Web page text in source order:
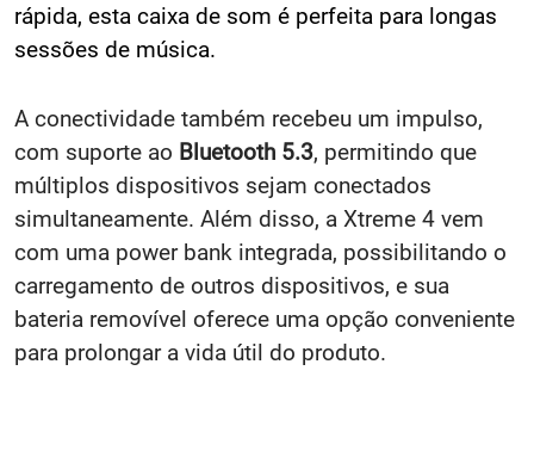
rápida, esta caixa de som é perfeita para longas
sessões de música.
A conectividade também recebeu um impulso,
com suporte ao Bluetooth 5.3, permitindo que
múltiplos dispositivos sejam conectados
simultaneamente. Além disso, a Xtreme 4 vem
com uma power bank integrada, possibilitando o
carregamento de outros dispositivos, e sua
bateria removível oferece uma opção conveniente
para prolongar a vida útil do produto.